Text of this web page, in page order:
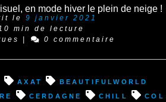
le 9 janvier 2021
min de lecture
| 0 commentaire
en mode hiver le plein de neige !
Axat
beautifulworld
Cerdagne chill
col